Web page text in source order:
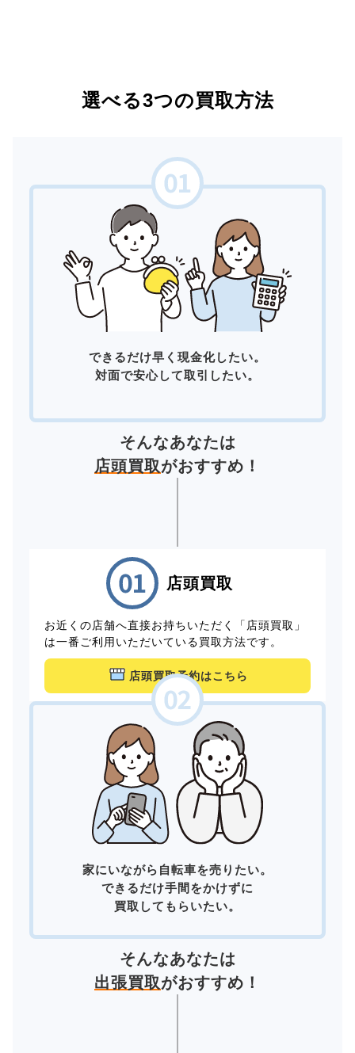
選べる3つの買取方法
できるだけ早く現金化したい。
対面で安心して取引したい。
そんなあなたは
店頭買取がおすすめ！
店頭買取
お近くの店舗へ直接お持ちいただく「店頭買取」
は一番ご利用いただいている買取方法です。
店頭買取予約はこちら
家にいながら自転車を売りたい。
できるだけ手間をかけずに
買取してもらいたい。
そんなあなたは
出張買取がおすすめ！